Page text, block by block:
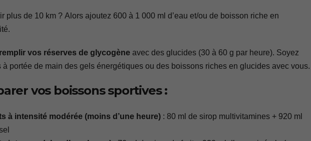
plus de 10 km ? Alors ajoutez 600 à 1 000 ml d’eau et/ou de boisson riche en
vos réserves de glycogène avec des glucides (30 à 60 g par heure). Soyez
à portée de main des gels énergétiques ou des boissons riches en glucides avec vous.
vos boissons sportives :
à intensité modérée (moins d’une heure) : 80 ml de sirop multivitamines + 920 ml